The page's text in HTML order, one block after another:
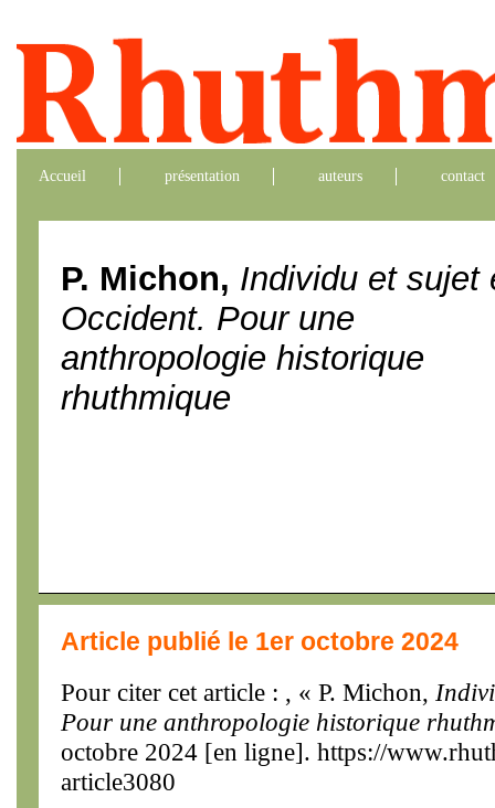
Accueil présentation auteurs contact
P. Michon, Individu et sujet
Occident. Pour une
anthropologie historique
rhuthmique
Article publié le 1er octobre 2024
Pour citer cet article : , « P. Michon,
Pour une anthropologie historique
octobre 2024 [en ligne]. https://
article3080